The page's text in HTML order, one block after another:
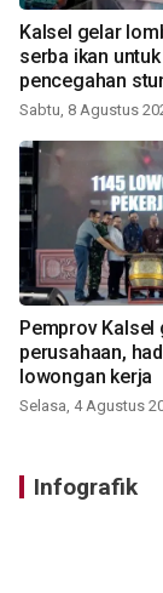
Kalsel gelar
serba ikan untuk
pencegahan
Sabtu, 8 Agustus
Pemprov Kalsel
perusahaan,
lowongan kerja
Selasa, 4 Agustus
Infografik